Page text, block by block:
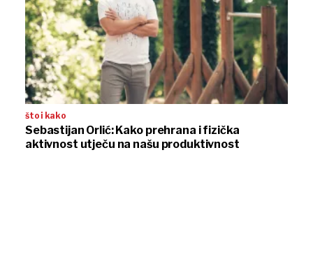
što i kako
Sebastijan Orlić: Kako prehrana i fizička
aktivnost utječu na našu produktivnost